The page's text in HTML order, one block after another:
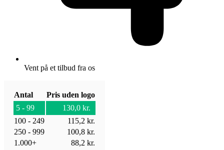
Vent på et tilbud fra os
Antal
Pris uden logo
5 - 99
130,0 kr.
100 - 249
115,2 kr.
250 - 999
100,8 kr.
1.000+
88,2 kr.